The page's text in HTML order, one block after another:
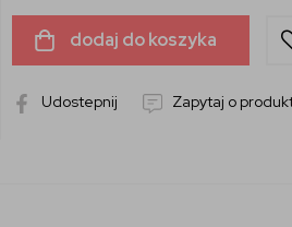
dodaj do koszyka
Udostepnij Zapytaj o